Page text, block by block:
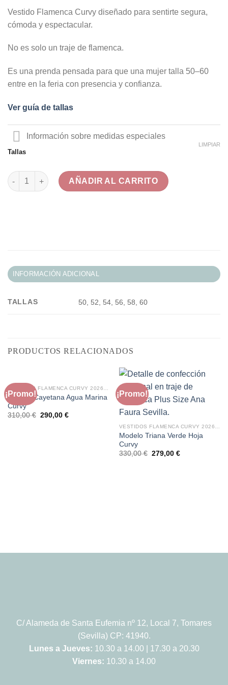
Vestido Flamenca Curvy diseñado para sentirte segura,
cómoda y espectacular.
No es solo un traje de flamenca.
Es una prenda pensada para que una mujer talla 50–60
entre en la feria con presencia y confianza.
Ver guía de tallas
Información sobre medidas especiales
Tallas
LIMPIAR
Modelo Cayetana Fresa Curvy cantidad
AÑADIR AL CARRITO
INFORMACIÓN ADICIONAL
TALLAS 50, 52, 54, 56, 58, 60
PRODUCTOS RELACIONADOS
¡Promo!
VESTIDOS FLAMENCA CURVY 2026: ALTA COSTURA QUE ESTILIZA
Modelo Cayetana Agua Marina
Curvy
310,00€ El
290,00 €El
¡Promo!
VESTIDOS FLAMENCA CURVY 2026: ALTA COSTURA QUE ESTILIZA
Modelo Triana Verde Hoja
Curvy
330,00€ El
279,00 €El
C/ Alameda de Santa Eufemia nº 12, Local 7, Tomares
(Sevilla) CP: 41940.
Lunes a Jueves: 10.30 a 14.00 | 17.30 a 20.30
Viernes: 10.30 a 14.00